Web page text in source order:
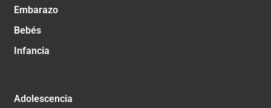
Embarazo
Bebés
Infancia
Adolescencia